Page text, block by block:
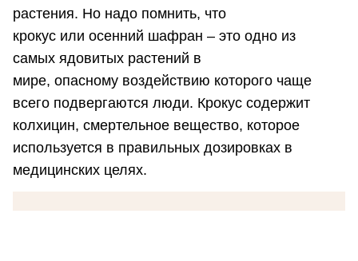
растения. Но надо помнить, что
крокус или осенний шафран – это одно из
самых ядовитых растений в
мире, опасному воздействию которого чаще
всего подвергаются люди. Крокус содержит
колхицин, смертельное вещество, которое
используется в правильных дозировках в
медицинских целях.